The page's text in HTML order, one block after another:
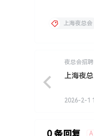
上海夜总会
夜总会招聘
上海夜
2026-2-1
0 条回复 A